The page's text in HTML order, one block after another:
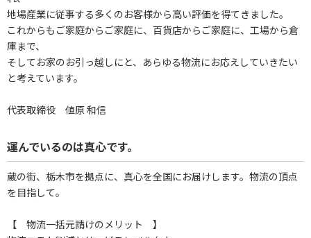
地場産業に従事する多くのお客様から高い評価を得てきました。
これからもご家庭からご家庭に、百貨店からご家庭に、工場から倉
庫まで、
そしてお家のお引っ越しにと、あらゆる物流にお応えしていきたい
と考えています。
代表取締役 値原 和信
運んでいるのは真心です。
蔵の街、栃木市を拠点に、真心を全国にお届けします。物流の頂点
を目指して。
【 物流一括元請けのメリット 】